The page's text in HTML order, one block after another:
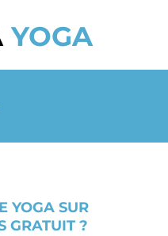
YOGA
YOGA SUR
GRATUIT ?